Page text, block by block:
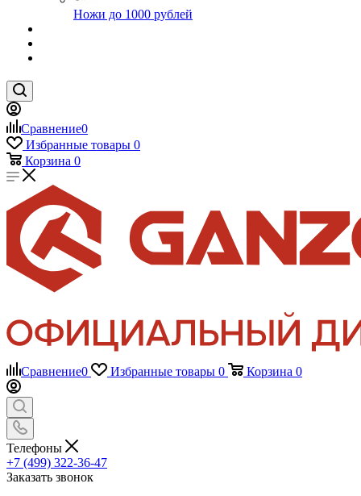
Ножи до 1000 рублей
Сравнение0
Избранные товары 0
Корзина 0
Сравнение0 Избранные товары 0 Корзина 0
Телефоны
+7 (499) 322-36-47
Заказать звонок